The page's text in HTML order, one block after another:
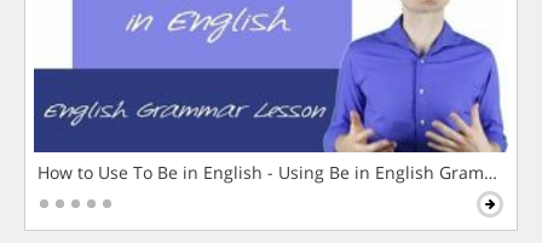
How to Use To Be in English - Using Be in English Grammar